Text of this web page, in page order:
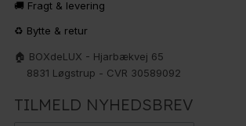
🚚 Fragt & levering
♻️ Bytte & retur
🏠 BOXdeLUX - Hjarbækvej 65
8831 Løgstrup - CVR 30589092
TILMELD NYHEDSBREV